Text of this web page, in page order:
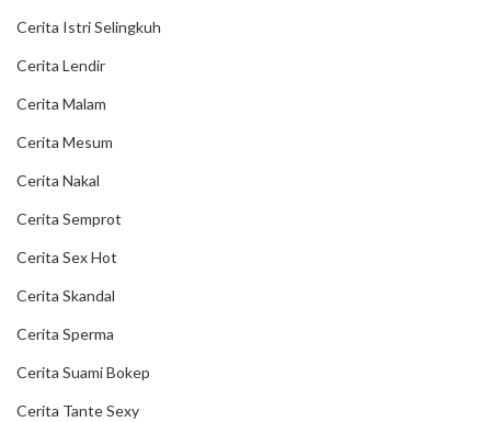
Cerita Istri Selingkuh
Cerita Lendir
Cerita Malam
Cerita Mesum
Cerita Nakal
Cerita Semprot
Cerita Sex Hot
Cerita Skandal
Cerita Sperma
Cerita Suami Bokep
Cerita Tante Sexy